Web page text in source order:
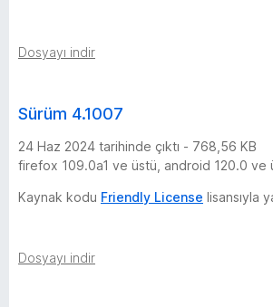
Dosyayı indir
Sürüm 4.1007
24 Haz 2024 tarihinde çıktı - 768,56 KB
firefox 109.0a1 ve üstü, android 120.0 ve
Kaynak kodu Friendly License lisansıyla
Dosyayı indir